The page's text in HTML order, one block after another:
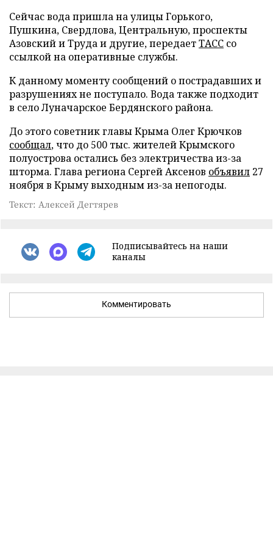
Сейчас вода пришла на улицы Горького,
Пушкина, Свердлова, Центральную, проспекты
Азовский и Труда и другие, передаетТАСС со
ссылкой на оперативные службы.
К данному моменту сообщений о пострадавших и
разрушениях не поступало. Вода также подходит
в село Луначарское Бердянского района.
До этого советник главы Крыма Олег Крючков
сообщал, что до 500 тыс. жителей Крымского
полуострова остались без электричества из-за
шторма. Глава региона Сергей Аксенов объявил 27
ноября в Крыму выходным из-за непогоды.
Текст: Алексей Дегтярев
Подписывайтесь на наши
каналы
Комментировать